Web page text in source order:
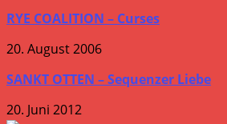
RYE COALITION – Curses
20. August 2006
SANKT OTTEN – Sequenzer Liebe
20. Juni 2012